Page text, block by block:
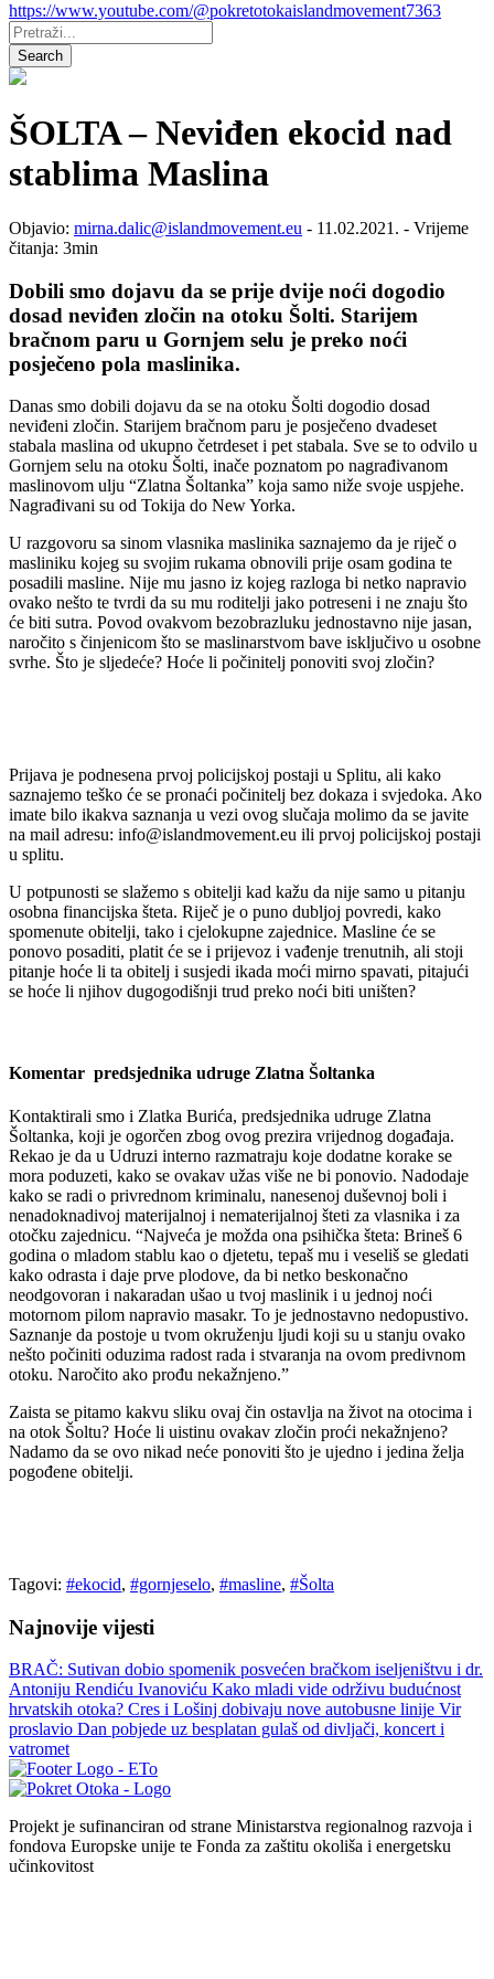
https://www.youtube.com/@pokretotokaislandmovement7363
Pretraži:
Search
ŠOLTA – Neviđen ekocid nad
stablima Maslina
Objavio: mirna.dalic@islandmovement.eu - 11.02.2021. - Vrijeme
čitanja: 3min
Dobili smo dojavu da se prije dvije noći dogodio
dosad neviđen zločin na otoku Šolti. Starijem
bračnom paru u Gornjem selu je preko noći
posječeno pola maslinika.
Danas smo dobili dojavu da se na otoku Šolti dogodio dosad
neviđeni zločin. Starijem bračnom paru je posječeno dvadeset
stabala maslina od ukupno četrdeset i pet stabala. Sve se to odvilo u
Gornjem selu na otoku Šolti, inače poznatom po nagrađivanom
maslinovom ulju “Zlatna Šoltanka” koja samo niže svoje uspjehe.
Nagrađivani su od Tokija do New Yorka.
U razgovoru sa sinom vlasnika maslinika saznajemo da je riječ o
masliniku kojeg su svojim rukama obnovili prije osam godina te
posadili masline. Nije mu jasno iz kojeg razloga bi netko napravio
ovako nešto te tvrdi da su mu roditelji jako potreseni i ne znaju što
će biti sutra. Povod ovakvom bezobrazluku jednostavno nije jasan,
naročito s činjenicom što se maslinarstvom bave isključivo u osobne
svrhe. Što je sljedeće? Hoće li počinitelj ponoviti svoj zločin?
Prijava je podnesena prvoj policijskoj postaji u Splitu, ali kako
saznajemo teško će se pronaći počinitelj bez dokaza i svjedoka. Ako
imate bilo ikakva saznanja u vezi ovog slučaja molimo da se javite
na mail adresu: info@islandmovement.eu ili prvoj policijskoj postaji
u splitu.
U potpunosti se slažemo s obitelji kad kažu da nije samo u pitanju
osobna financijska šteta. Riječ je o puno dubljoj povredi, kako
spomenute obitelji, tako i cjelokupne zajednice. Masline će se
ponovo posaditi, platit će se i prijevoz i vađenje trenutnih, ali stoji
pitanje hoće li ta obitelj i susjedi ikada moći mirno spavati, pitajući
se hoće li njihov dugogodišnji trud preko noći biti uništen?
Komentar predsjednika udruge Zlatna Šoltanka
Kontaktirali smo i Zlatka Burića, predsjednika udruge Zlatna
Šoltanka, koji je ogorčen zbog ovog prezira vrijednog događaja.
Rekao je da u Udruzi interno razmatraju koje dodatne korake se
mora poduzeti, kako se ovakav užas više ne bi ponovio. Nadodaje
kako se radi o privrednom kriminalu, nanesenoj duševnoj boli i
nenadoknadivoj materijalnoj i nematerijalnoj šteti za vlasnika i za
otočku zajednicu. “Najveća je možda ona psihička šteta: Brineš 6
godina o mladom stablu kao o djetetu, tepaš mu i veseliš se gledati
kako odrasta i daje prve plodove, da bi netko beskonačno
neodgovoran i nakaradan ušao u tvoj maslinik i u jednoj noći
motornom pilom napravio masakr. To je jednostavno nedopustivo.
Saznanje da postoje u tvom okruženju ljudi koji su u stanju ovako
nešto počiniti oduzima radost rada i stvaranja na ovom predivnom
otoku. Naročito ako prođu nekažnjeno.”
Zaista se pitamo kakvu sliku ovaj čin ostavlja na život na otocima i
na otok Šoltu? Hoće li uistinu ovakav zločin proći nekažnjeno?
Nadamo da se ovo nikad neće ponoviti što je ujedno i jedina želja
pogođene obitelji.
Tagovi: #ekocid, #gornjeselo, #masline, #Šolta
Najnovije vijesti
BRAČ: Sutivan dobio spomenik posvećen bračkom iseljeništvu i dr.
Antoniju Rendiću Ivanoviću Kako mladi vide održivu budućnost
hrvatskih otoka? Cres i Lošinj dobivaju nove autobusne linije Vir
proslavio Dan pobjede uz besplatan gulaš od divljači, koncert i
vatromet
Projekt je sufinanciran od strane Ministarstva regionalnog razvoja i
fondova Europske unije te Fonda za zaštitu okoliša i energetsku
učinkovitost